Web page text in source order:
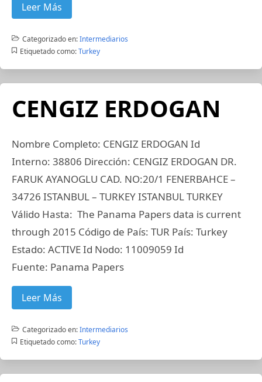
Leer Más
Categorizado en:Intermediarios
Etiquetado como: Turkey
CENGIZ ERDOGAN
Nombre Completo: CENGIZ ERDOGAN Id
Interno: 38806 Dirección: CENGIZ ERDOGAN DR.
FARUK AYANOGLU CAD. NO:20/1 FENERBAHCE –
34726 ISTANBUL – TURKEY ISTANBUL TURKEY
Válido Hasta: The Panama Papers data is current
through 2015 Código de País: TUR País: Turkey
Estado: ACTIVE Id Nodo: 11009059 Id
Fuente: Panama Papers
Leer Más
Categorizado en:Intermediarios
Etiquetado como: Turkey